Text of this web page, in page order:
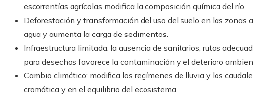
escorrentías agrícolas modifica la composición química del río.
Deforestación y transformación del uso del suelo en las zonas
agua y aumenta la carga de sedimentos.
Infraestructura limitada: la ausencia de sanitarios, rutas
para desechos favorece la contaminación y el deterioro
Cambio climático: modifica los regímenes de lluvia y los
cromática y en el equilibrio del ecosistema.